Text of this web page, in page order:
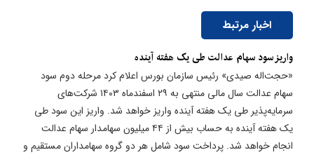
اخبار مرتبط
​واریز سود سهام عدالت طی یک هفته آینده
«حجت‌اله صیدی» رئیس سازمان بورس اعلام کرد مرحله دوم سود
سهام عدالت سال مالی منتهی به ۲۹ اسفندماه ۱۴۰۳ شرکت‌های
سرمایه‌پذیر طی یک هفته آینده واریز خواهد شد. واریز این سود طی
یک هفته آینده به حساب بیش از ۴۴ میلیون سهامدار سهام عدالت
انجام خواهد شد. پرداخت سود شامل هر دو گروه سهامداران مستقیم و